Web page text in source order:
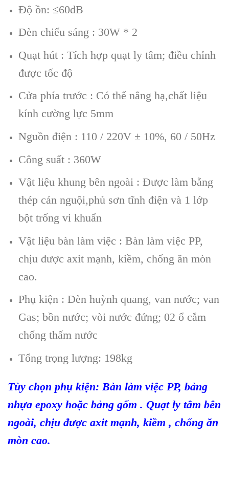
Độ ồn: ≤60dB
Đèn chiếu sáng : 30W * 2
Quạt hút : Tích hợp quạt ly tâm; điều chỉnh
được tốc độ
Cửa phía trước : Có thể nâng hạ,chất liệu
kính cường lực 5mm
Nguồn điện : 110 / 220V ± 10%, 60 / 50Hz
Công suất : 360W
Vật liệu khung bên ngoài : Được làm bằng
thép cán nguội,phủ sơn tĩnh điện và 1 lớp
bột trống vi khuẩn
Vật liệu bàn làm việc : Bàn làm việc PP,
chịu được axit mạnh, kiềm, chống ăn mòn
cao.
Phụ kiện : Đèn huỳnh quang, van nước; van
Gas; bồn nước; vòi nước đứng; 02 ổ cắm
chống thấm nước
Tổng trọng lượng: 198kg
Tùy chọn phụ kiện: Bàn làm việc PP, bảng
nhựa epoxy hoặc bảng gốm . Quạt ly tâm bên
ngoài, chịu được axit mạnh, kiềm , chống ăn
mòn cao.